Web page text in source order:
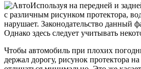
Используя на передней и
с различным рисунком протектора,
нарушает. Законодательство данный
Однако здесь следует учитывать
Чтобы автомобиль при плохих
держал дорогу, рисунок протектора